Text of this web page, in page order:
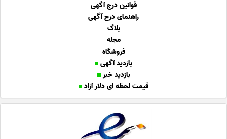
قوانین درج آگهی
راهنمای درج آگهی
بلاگ
مجله
فروشگاه
بازدید آگهی
بازدید خبر
قیمت لحظه ای دلار آزاد